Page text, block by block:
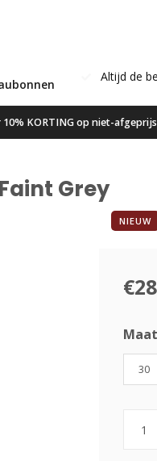
€50,00
Altijd de
KORTING op niet-
Grey
NIEUW
30